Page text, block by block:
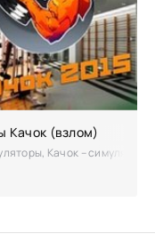
на деньги)
этой игры уже
Качок (взлом)
Качок – симулятор-